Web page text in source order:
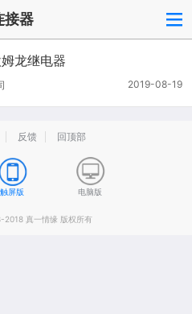
接器
龙继电器
2019-08-19
反馈 回顶部
触屏版 电脑版
真一情缘 版权所有